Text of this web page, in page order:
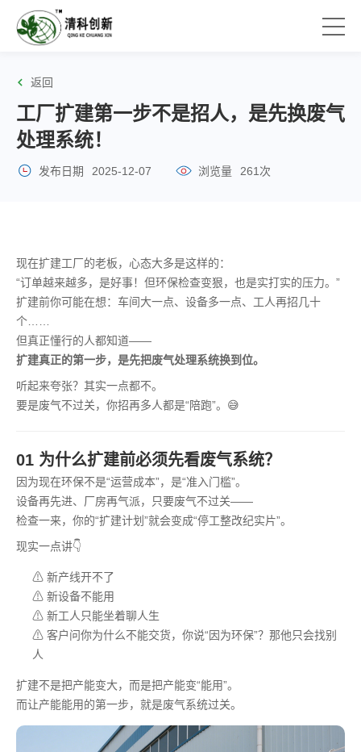
返回
工厂扩建第一步不是招人，是先换废气
处理系统！
发布日期 2025-12-07 浏览量 261次
现在扩建工厂的老板，心态大多是这样的：
“订单越来越多，是好事！但环保检查变狠，也是实打实的压力。”
扩建前你可能在想：车间大一点、设备多一点、工人再招几十
个……
但真正懂行的人都知道——
扩建真正的第一步，是先把废气处理系统换到位。
听起来夸张？其实一点都不。
要是废气不过关，你招再多人都是“陪跑”。😅
01 为什么扩建前必须先看废气系统？
因为现在环保不是“运营成本”，是“准入门槛”。
设备再先进、厂房再气派，只要废气不过关——
检查一来，你的“扩建计划”就会变成“停工整改纪实片”。
现实一点讲👇
⚠ 新产线开不了
⚠ 新设备不能用
⚠ 新工人只能坐着聊人生
⚠ 客户问你为什么不能交货，你说“因为环保”？那他只会找别
人
扩建不是把产能变大，而是把产能变“能用”。
而让产能能用的第一步，就是废气系统过关。